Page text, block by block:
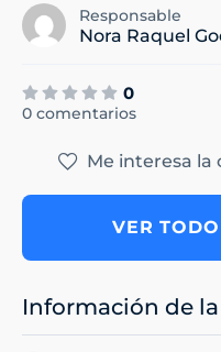
Responsable
Nora Raquel
0
0 comentarios
Me interesa la
VER
Información de la